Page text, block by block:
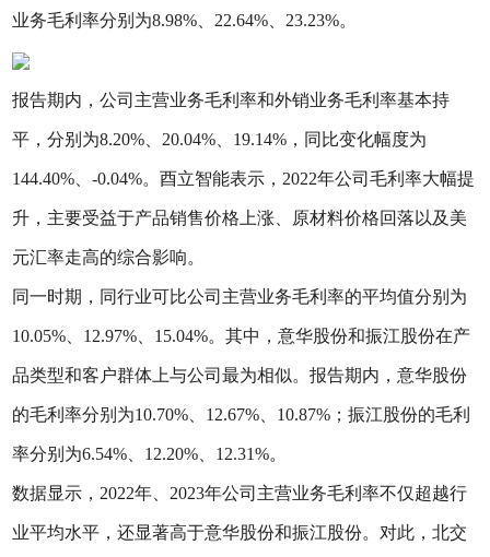
业务毛利率分别为8.98%、22.64%、23.23%。
报告期内，公司主营业务毛利率和外销业务毛利率基本持
平，分别为8.20%、20.04%、19.14%，同比变化幅度为
144.40%、-0.04%。酉立智能表示，2022年公司毛利率大幅提
升，主要受益于产品销售价格上涨、原材料价格回落以及美
元汇率走高的综合影响。
同一时期，同行业可比公司主营业务毛利率的平均值分别为
10.05%、12.97%、15.04%。其中，意华股份和振江股份在产
品类型和客户群体上与公司最为相似。报告期内，意华股份
的毛利率分别为10.70%、12.67%、10.87%；振江股份的毛利
率分别为6.54%、12.20%、12.31%。
数据显示，2022年、2023年公司主营业务毛利率不仅超越行
业平均水平，还显著高于意华股份和振江股份。对此，北交